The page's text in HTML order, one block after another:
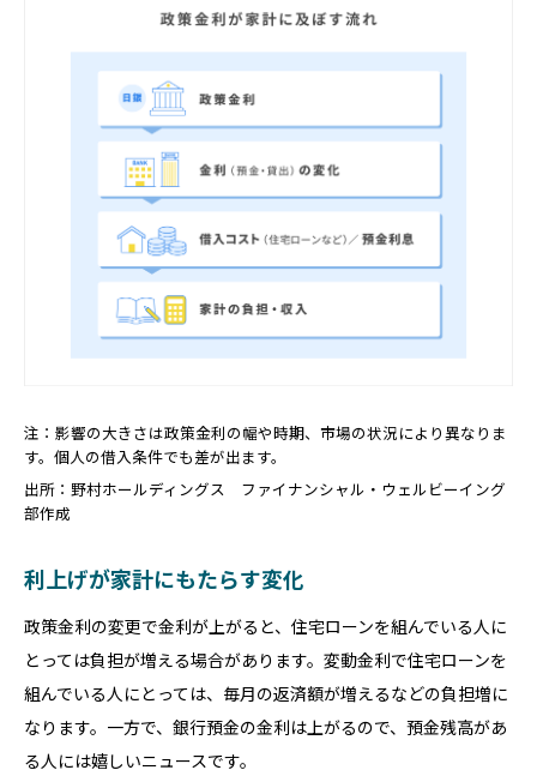
注：影響の大きさは政策金利の幅や時期、市場の状況により異なりま
す。個人の借入条件でも差が出ます。
出所：野村ホールディングス ファイナンシャル・ウェルビーイング
部作成
利上げが家計にもたらす変化
政策金利の変更で金利が上がると、住宅ローンを組んでいる人に
とっては負担が増える場合があります。変動金利で住宅ローンを
組んでいる人にとっては、毎月の返済額が増えるなどの負担増に
なります。一方で、銀行預金の金利は上がるので、預金残高があ
る人には嬉しいニュースです。